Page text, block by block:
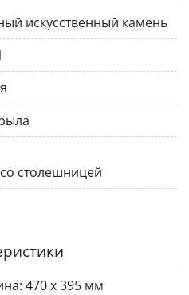
искусственный камень
столешницей
470 х 395 мм